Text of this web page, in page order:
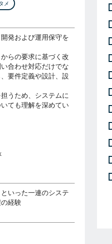
メ
発および運用保守を
らの要求に基づく改
合わせ対応だけでな
要件定義や設計、設
うため、システムに
ても理解を深めてい
いった一連のシステ
経験